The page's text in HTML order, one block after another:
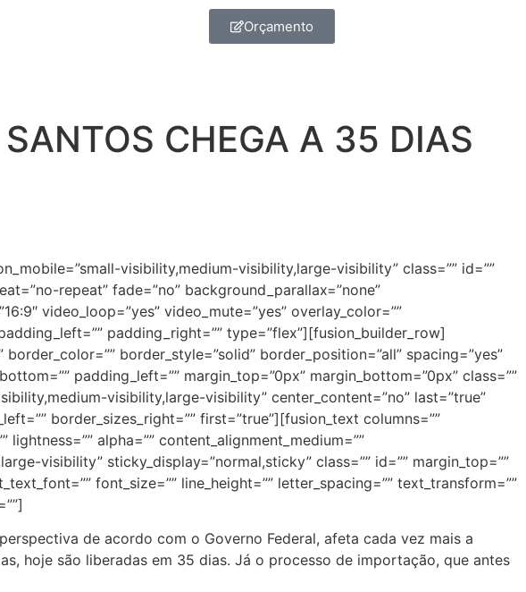
Orçamento
CHEGA A 35 DIAS
visibility,medium-visibility,large-visibility” class=”” id=””
repeat” fade=”no” background_parallax=”none”
video_loop=”yes” video_mute=”yes” overlay_color=””
padding_right=”” type=”flex”][fusion_builder_row]
border_style=”solid” border_position=”all” spacing=”yes”
padding_left=”” margin_top=”0px” margin_bottom=”0px” class=””
visibility,large-visibility” center_content=”no” last=”true”
border_sizes_right=”” first=”true”][fusion_text columns=””
lightness=”” alpha=”” content_alignment_medium=””
visibility” sticky_display=”normal,sticky” class=”” id=”” margin_top=””
font_size=”” line_height=”” letter_spacing=”” text_transform=””
de acordo com o Governo Federal, afeta cada vez mais a
hoje são liberadas em 35 dias. Já o processo de importação, que antes